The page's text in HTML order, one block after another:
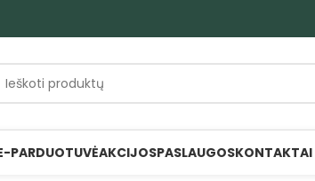
PARDUOTUVĖAKCIJOSPASLAUGOSKONTAKTAI